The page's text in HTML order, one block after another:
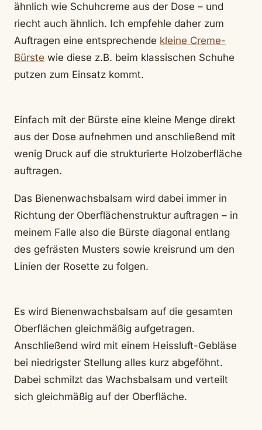
ähnlich wie Schuhcreme aus der Dose – und
riecht auch ähnlich. Ich empfehle daher zum
Auftragen eine entsprechende kleine Creme-
Bürste wie diese z.B. beim klassischen Schuhe
putzen zum Einsatz kommt.
Einfach mit der Bürste eine kleine Menge direkt
aus der Dose aufnehmen und anschließend mit
wenig Druck auf die strukturierte Holzoberfläche
auftragen.
Das Bienenwachsbalsam wird dabei immer in
Richtung der Oberflächenstruktur auftragen – in
meinem Falle also die Bürste diagonal entlang
des gefrästen Musters sowie kreisrund um den
Linien der Rosette zu folgen.
Es wird Bienenwachsbalsam auf die gesamten
Oberflächen gleichmäßig aufgetragen.
Anschließend wird mit einem Heissluft-Gebläse
bei niedrigster Stellung alles kurz abgeföhnt.
Dabei schmilzt das Wachsbalsam und verteilt
sich gleichmäßig auf der Oberfläche.